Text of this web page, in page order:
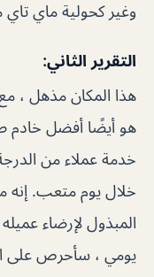
وغير كحولية ماي
التقرير الثاني:
هذا المكان مذهل ، مع
هو أيضًا أفضل خادم
خدمة عملاء من
خلال يوم متعب. إنه
المبذول لإرضاء
يومي ، سأحرص على